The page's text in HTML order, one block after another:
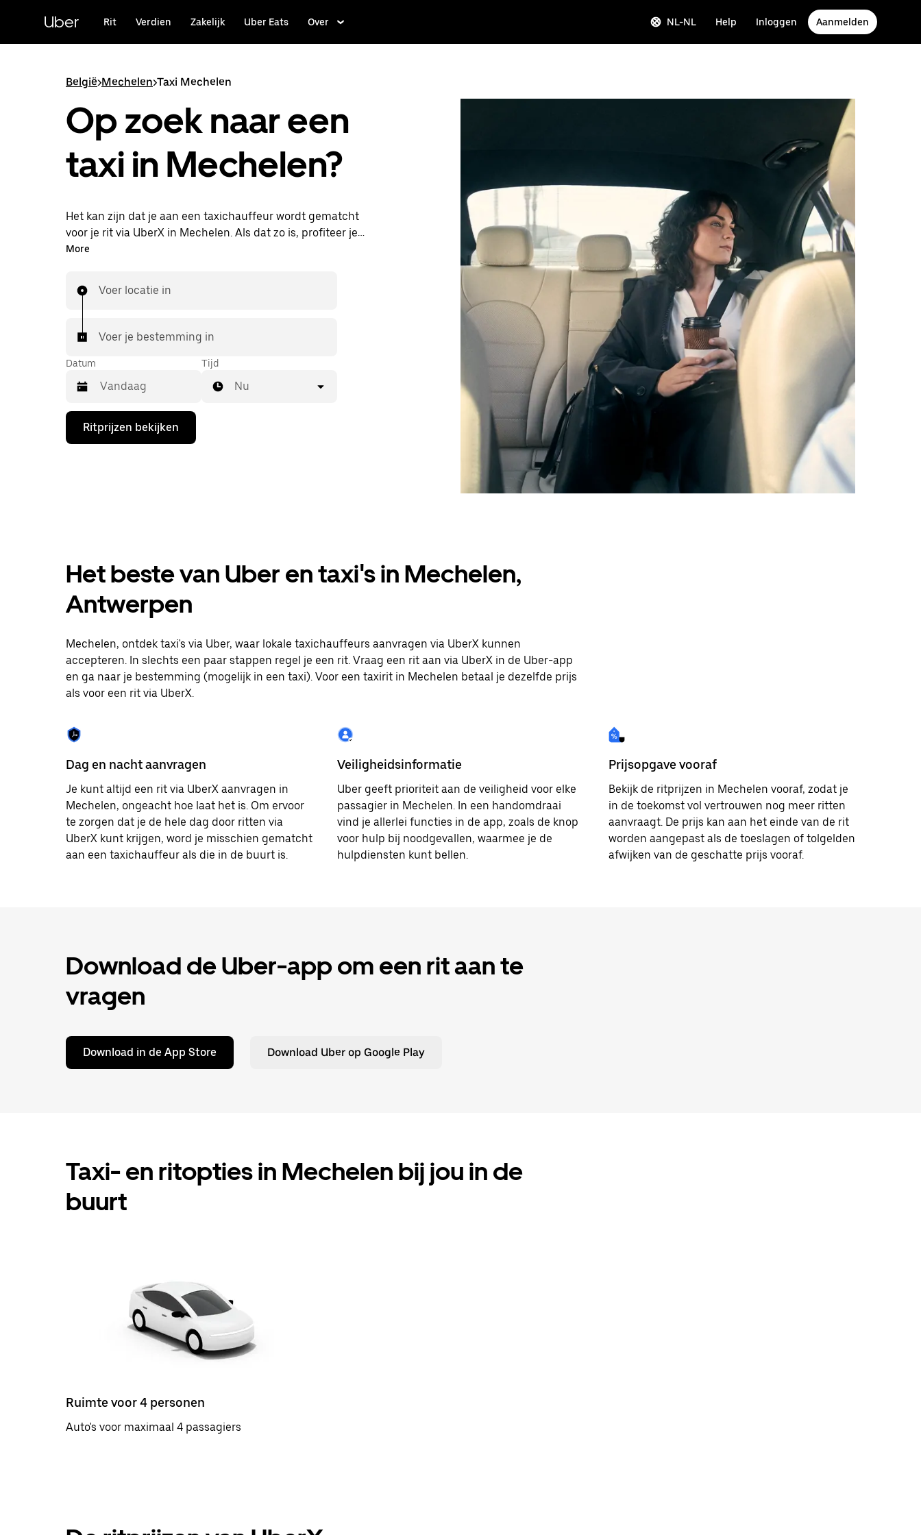
hoofdinhoudUber Rit Verdien Zakelijk Uber Eats Over NL-NL Help Inloggen Aanmelden
België>Mechelen>Taxi Mechelen
Op zoek naar een
taxi in Mechelen?
Het kan zijn dat je aan een taxichauffeur wordt gematcht
voor je rit via UberX in Mechelen. Als dat zo is, profiteer je
van dezelfde 24/7 beschikbaarheid en betaalbare prijzen
naar je bestemming.
More
Voer locatie in
Voer je bestemming in
Datum
Druk
de
datum
te
Druk
om
agenda
te
sluiten.
Tijd
Nu
Ritprijzen bekijken
Het beste van Uber en taxi's in Mechelen,
Antwerpen
Mechelen, ontdek taxi's via Uber, waar lokale taxichauffeurs aanvragen via UberX kunnen
accepteren. In slechts een paar stappen regel je een rit. Vraag een rit aan via UberX in de Uber-app
en ga naar je bestemming (mogelijk in een taxi). Voor een taxirit in Mechelen betaal je dezelfde prijs
als voor een rit via UberX.
Dag en nacht aanvragen
Je kunt altijd een rit via UberX aanvragen in
Mechelen, ongeacht hoe laat het is. Om ervoor
te zorgen dat je de hele dag door ritten via
UberX kunt krijgen, word je misschien gematcht
aan een taxichauffeur als die in de buurt is.
Veiligheidsinformatie
Uber geeft prioriteit aan de veiligheid voor elke
passagier in Mechelen. In een handomdraai
vind je allerlei functies in de app, zoals de knop
voor hulp bij noodgevallen, waarmee je de
hulpdiensten kunt bellen.
Prijsopgave vooraf
Bekijk de ritprijzen in Mechelen vooraf, zodat je
in de toekomst vol vertrouwen nog meer ritten
aanvraagt. De prijs kan aan het einde van de rit
worden aangepast als de toeslagen of tolgelden
afwijken van de geschatte prijs vooraf.
Download de Uber-app om een rit aan te
vragen
Download in de App Store Download Uber op Google Play
Taxi- en ritopties in Mechelen bij jou in de
buurt
Ruimte voor 4 personen
Auto's voor maximaal 4 passagiers